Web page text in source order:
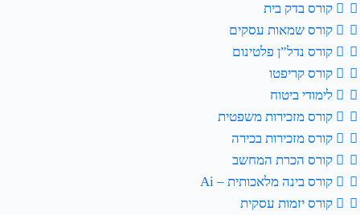
קורס בדק בית
קורס שמאות עסקים
קורס נדל”ן פלטינום
קורס קריפטו
לימודי ביטוח
קורס מזכירות משפטית
קורס מזכירות בכירה
קורס הכרת המחשב
קורס בינה מלאכותית – Ai
קורס יזמות עסקית